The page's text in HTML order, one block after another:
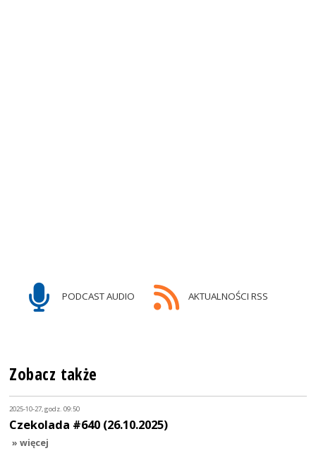
PODCAST AUDIO AKTUALNOŚCI RSS
Zobacz także
2025-10-27, godz. 09:50
Czekolada #640 (26.10.2025)
» więcej